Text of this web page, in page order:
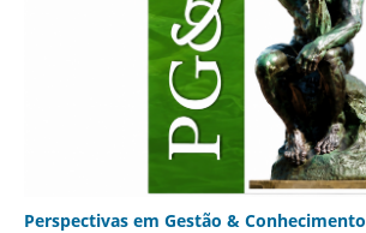
Perspectivas em Gestão & Conhecimento